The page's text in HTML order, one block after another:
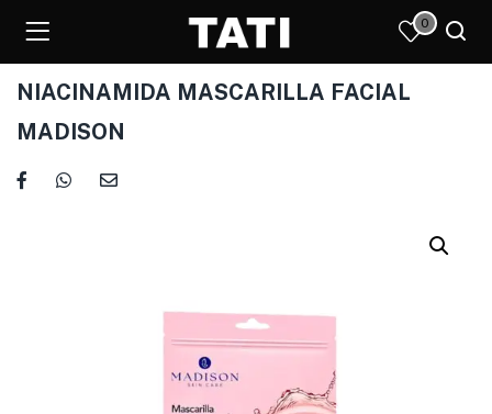
0
NIACINAMIDA MASCARILLA FACIAL
MADISON